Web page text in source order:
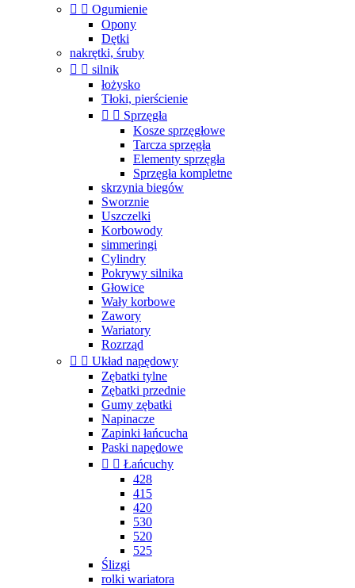
  Ogumienie
Opony
Dętki
nakrętki, śruby
  silnik
łożysko
Tłoki, pierścienie
  Sprzęgła
Kosze sprzęgłowe
Tarcza sprzęgła
Elementy sprzęgła
Sprzęgła kompletne
skrzynia biegów
Sworznie
Uszczelki
Korbowody
simmeringi
Cylindry
Pokrywy silnika
Głowice
Wały korbowe
Zawory
Wariatory
Rozrząd
  Układ napędowy
Zębatki tylne
Zębatki przednie
Gumy zębatki
Napinacze
Zapinki łańcucha
Paski napędowe
  Łańcuchy
428
415
420
530
520
525
Ślizgi
rolki wariatora